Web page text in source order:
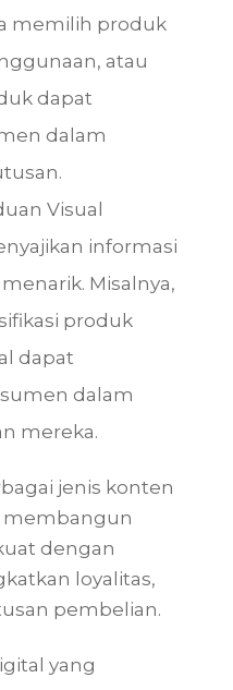
memilih produk
atau
dapat
dalam
Visual
informasi
Misalnya,
produk
dapat
dalam
mereka.
jenis konten
membangun
dengan
loyalitas,
pembelian.
yang